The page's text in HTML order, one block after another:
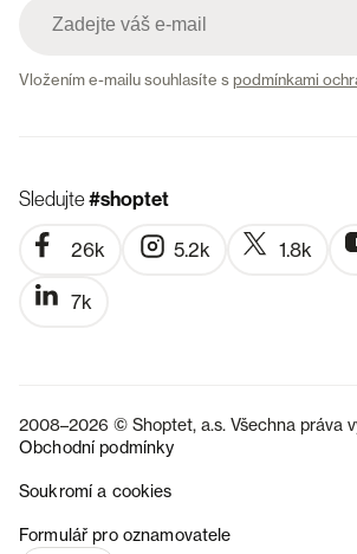
Vložením e-mailu souhlasíte spodmínkami
Sledujte#shoptet
26k 5.2k 1.8k
7k
2008–2026 © Shoptet, a.s. Všechna práva
Obchodní podmínky
Soukromí a cookies
Formulář pro oznamovatele